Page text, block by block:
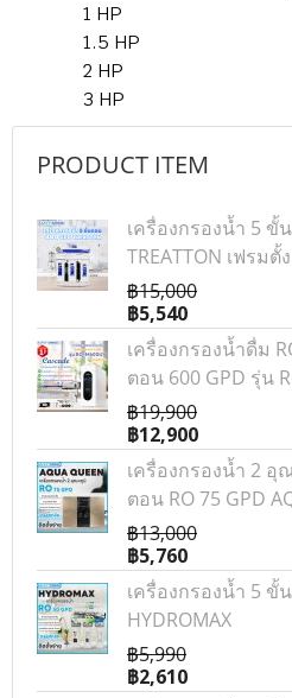
1 HP
1.5 HP
2 HP
3 HP
PRODUCT ITEM
เครื่องกรองน้ำ 5 ขั้
TREATTON เฟรม
฿15,000
฿5,540
เครื่องกรองน้ำดื่ม
ตอน 600 GPD รุ่น
฿19,900
฿12,900
เครื่องกรองน้ำ 2
ตอน RO 75 GPD
฿13,000
฿5,760
เครื่องกรองน้ำ 5 ขั้
HYDROMAX
฿5,990
฿2,610